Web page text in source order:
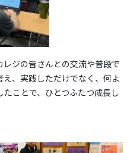
ジの皆さんとの交流や普段で
、実践しただけでなく、何よ
ことで、ひとつふたつ成長し